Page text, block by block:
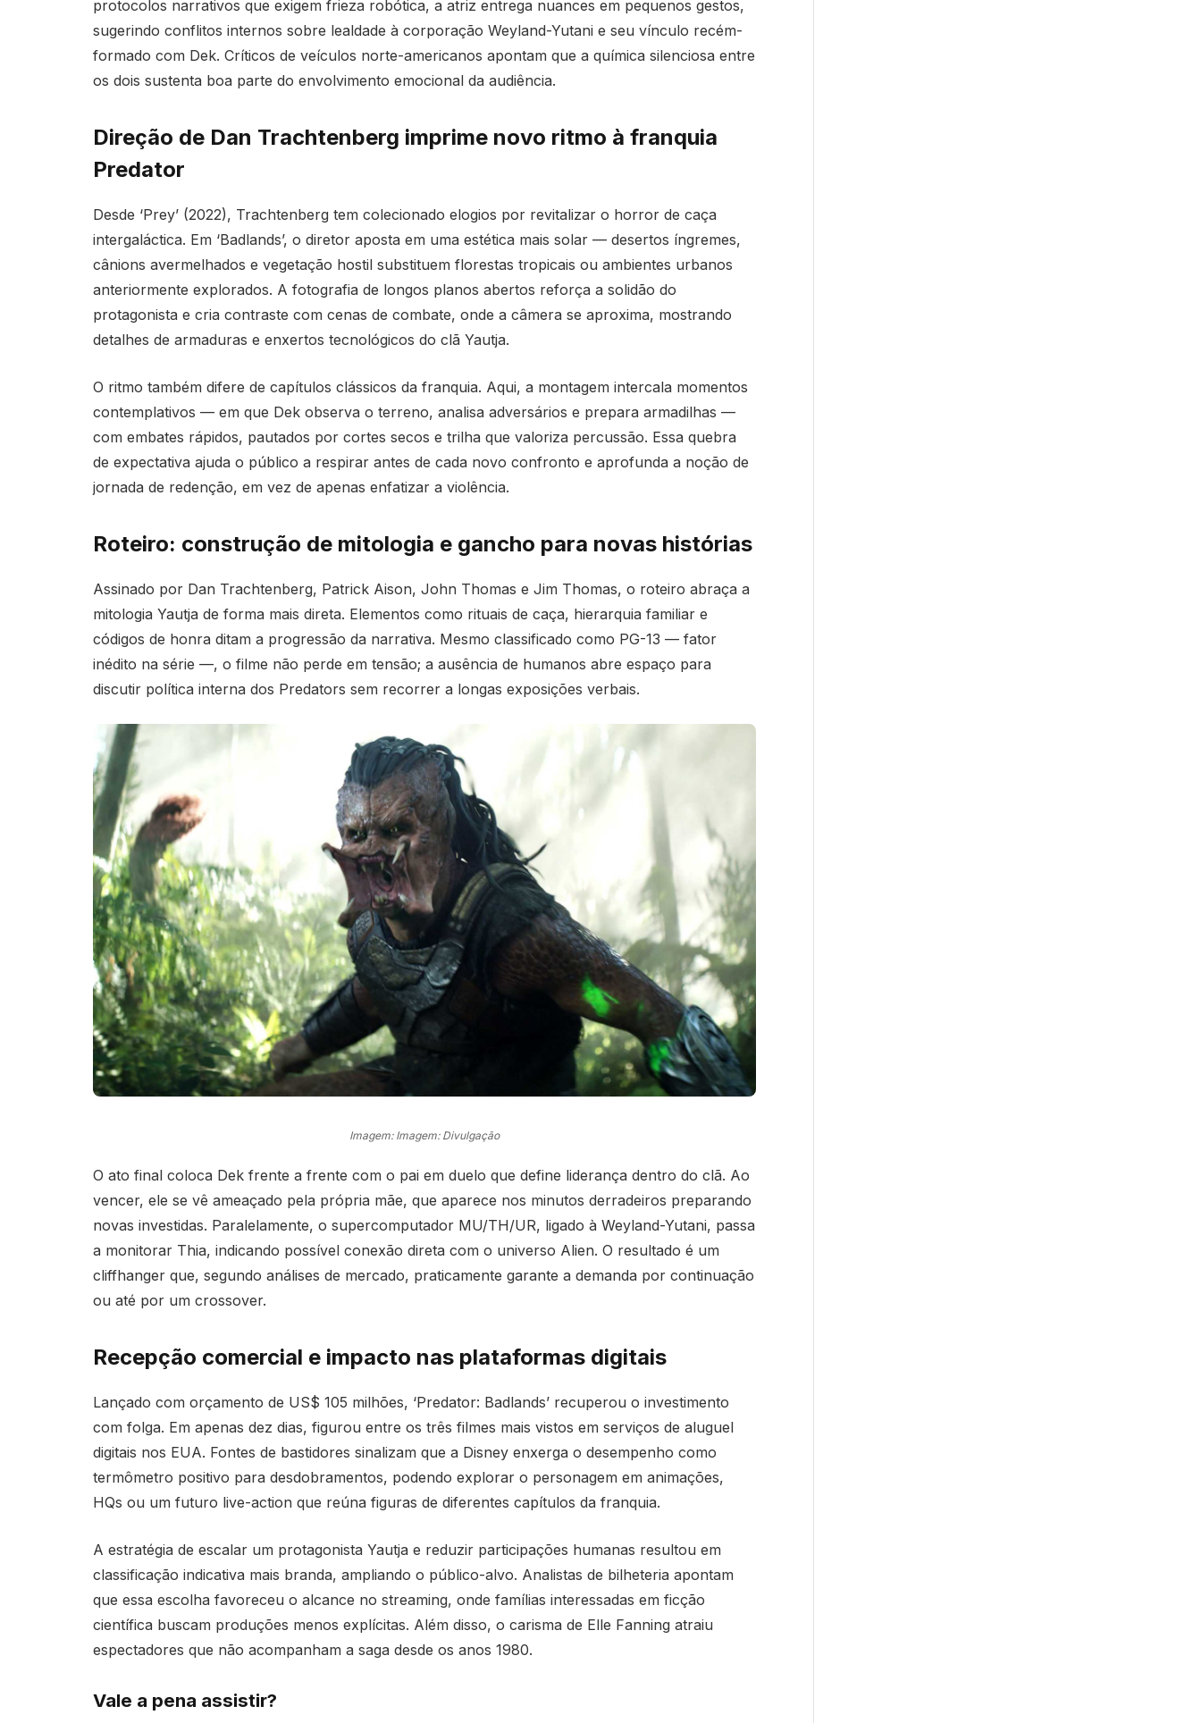
protocolos narrativos que exigem frieza robótica, a atriz entrega nuances em pequenos gestos,
sugerindo conflitos internos sobre lealdade à corporação Weyland-Yutani e seu vínculo recém-
formado com Dek. Críticos de veículos norte-americanos apontam que a química silenciosa entre
os dois sustenta boa parte do envolvimento emocional da audiência.
Direção de Dan Trachtenberg imprime novo ritmo à franquia
Predator
Desde ‘Prey’ (2022), Trachtenberg tem colecionado elogios por revitalizar o horror de caça
intergaláctica. Em ‘Badlands’, o diretor aposta em uma estética mais solar — desertos íngremes,
cânions avermelhados e vegetação hostil substituem florestas tropicais ou ambientes urbanos
anteriormente explorados. A fotografia de longos planos abertos reforça a solidão do
protagonista e cria contraste com cenas de combate, onde a câmera se aproxima, mostrando
detalhes de armaduras e enxertos tecnológicos do clã Yautja.
O ritmo também difere de capítulos clássicos da franquia. Aqui, a montagem intercala momentos
contemplativos — em que Dek observa o terreno, analisa adversários e prepara armadilhas —
com embates rápidos, pautados por cortes secos e trilha que valoriza percussão. Essa quebra
de expectativa ajuda o público a respirar antes de cada novo confronto e aprofunda a noção de
jornada de redenção, em vez de apenas enfatizar a violência.
Roteiro: construção de mitologia e gancho para novas histórias
Assinado por Dan Trachtenberg, Patrick Aison, John Thomas e Jim Thomas, o roteiro abraça a
mitologia Yautja de forma mais direta. Elementos como rituais de caça, hierarquia familiar e
códigos de honra ditam a progressão da narrativa. Mesmo classificado como PG-13 — fator
inédito na série —, o filme não perde em tensão; a ausência de humanos abre espaço para
discutir política interna dos Predators sem recorrer a longas exposições verbais.
Imagem: Imagem: Divulgação
O ato final coloca Dek frente a frente com o pai em duelo que define liderança dentro do clã. Ao
vencer, ele se vê ameaçado pela própria mãe, que aparece nos minutos derradeiros preparando
novas investidas. Paralelamente, o supercomputador MU/TH/UR, ligado à Weyland-Yutani, passa
a monitorar Thia, indicando possível conexão direta com o universo Alien. O resultado é um
cliffhanger que, segundo análises de mercado, praticamente garante a demanda por continuação
ou até por um crossover.
Recepção comercial e impacto nas plataformas digitais
Lançado com orçamento de US$ 105 milhões, ‘Predator: Badlands’ recuperou o investimento
com folga. Em apenas dez dias, figurou entre os três filmes mais vistos em serviços de aluguel
digitais nos EUA. Fontes de bastidores sinalizam que a Disney enxerga o desempenho como
termômetro positivo para desdobramentos, podendo explorar o personagem em animações,
HQs ou um futuro live-action que reúna figuras de diferentes capítulos da franquia.
A estratégia de escalar um protagonista Yautja e reduzir participações humanas resultou em
classificação indicativa mais branda, ampliando o público-alvo. Analistas de bilheteria apontam
que essa escolha favoreceu o alcance no streaming, onde famílias interessadas em ficção
científica buscam produções menos explícitas. Além disso, o carisma de Elle Fanning atraiu
espectadores que não acompanham a saga desde os anos 1980.
Vale a pena assistir?